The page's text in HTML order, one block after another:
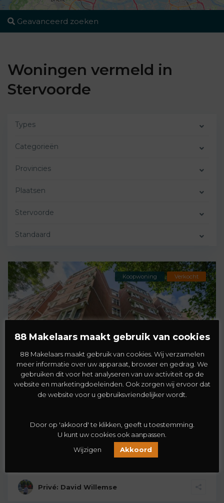
Geavanceerd zoeken
Woningen vermeld in
Stervoorde
Types
Categorieën
Provincies
Plaatsen
Stervoorde
Standaard
40
Stervoorde,Rijswijk
Koopwoning Verkocht
Starters en beleggers opgelet! Ruime 5-kamer, jaren ’70
woning, ca. 100 m². Zeer cen
[meer]
Privé: David Willemse
88 Makelaars maakt gebruik van cookies
88 Makelaars maakt gebruik van cookies. Wij verzamelen
meer informatie over uw apparaat, browser en gedrag. We
gebruiken dit voor het analyseren van uw activiteit op de
website en marketingdoeleinden. Ook zorgen wij ervoor dat
de website voor u gebruiksvriendelijker wordt.
Door op 'akkoord' te klikken, geeft u toestemming.
U kunt uw cookies ook aanpassen.
Wijzigen
Akkoord